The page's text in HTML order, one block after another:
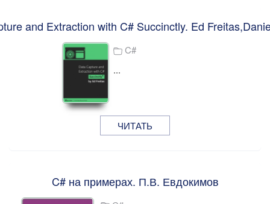
and Extraction with C# Succinctly. Ed
C#
...
ЧИТАТЬ
C# на примерах. П.В. Евдокимов